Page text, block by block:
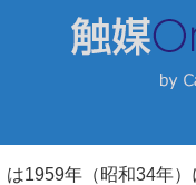
は1959年（昭和34年